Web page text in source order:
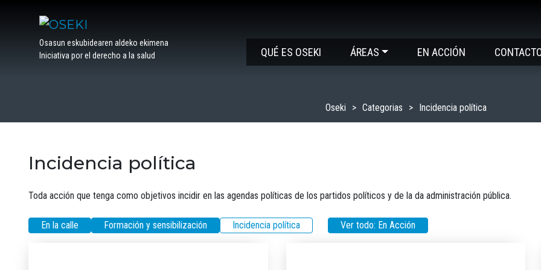
Osasun eskubidearen aldeko ekimena
Iniciativa por el derecho a la salud
QUÉ ES OSEKI ÁREAS EN ACCIÓN
Oseki Categorias Incidencia política
Incidencia política
Toda acción que tenga como objetivos incidir en las agendas políticas de los partidos políticos y de la da administración pública.
En la calle Formación y sensibilización Incidencia política Ver todo: En Acción